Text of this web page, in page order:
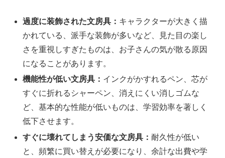
過度に装飾された文房具： キャラクターが大きく描
かれている、派手な装飾が多いなど、見た目の楽し
さを重視しすぎたものは、お子さんの気が散る原因
になることがあります。
機能性が低い文房具： インクがかすれるペン、芯が
すぐに折れるシャーペン、消えにくい消しゴムな
ど、基本的な性能が低いものは、学習効率を著しく
低下させます。
すぐに壊れてしまう安価な文房具：耐久性が低い
と、頻繁に買い替えが必要になり、余計な出費や学